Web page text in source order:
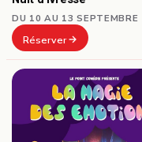
DU 10 AU 13 SEPTEMBRE
Réserver